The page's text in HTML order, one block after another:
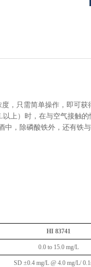
，只需简单操作，即可
上）时，在与空气接触
，除磷酸铁外，还有铁
HI 83741
0.0 to 15.0 mg/L
SD ±0.4 mg/L @ 4.0 mg/L/